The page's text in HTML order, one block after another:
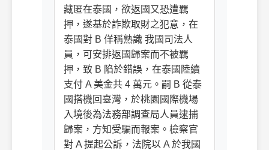
藏匿在泰國，欲返國又恐遭羈
押，遂基於詐欺取財之犯意，在
泰國對 B 佯稱熟識 我國司法人
員，可安排返國歸案而不被羈
押，致 B 陷於錯誤，在泰國陸續
支付 A 美金共 4 萬元。嗣 B 從泰
國搭機回臺灣，於桃園國際機場
入境後為法務部調查局人員逮捕
歸案，方知受騙而報案。檢察官
對 A 提起公訴，法院以 A 於我國